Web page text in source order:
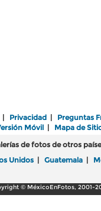
| Privacidad | Preguntas
Móvil| Mapa de
de fotos de otros
Unidos | Guatemala |
© MéxicoEnFotos, 2001-